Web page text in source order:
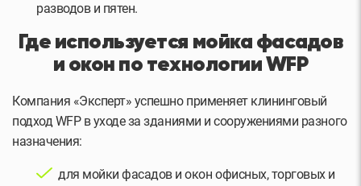
разводов и пятен.
Где используется мойка фасадов
и окон по технологии WFP
Компания «Эксперт» успешно применяет клининговый
подход WFP в уходе за зданиями и сооружениями разного
назначения:
для мойки фасадов и окон офисных, торговых и